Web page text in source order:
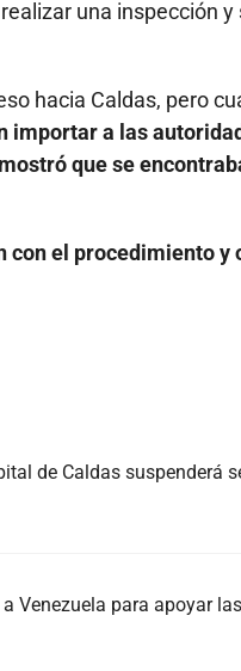
una inspección
hacia Caldas, pero
importar a las
que se
con el procedimiento
de Caldas suspenderá
Venezuela para apoyar